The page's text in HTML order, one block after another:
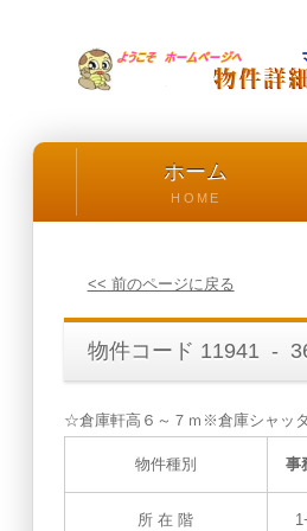
ホーム
HOME
<< 前のページに戻る
物件コード 11941 -
☆倉庫軒高６～７ｍ※倉庫シャッ
物件種別 事
所 在 階